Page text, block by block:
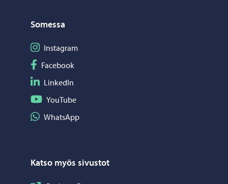
Somessa
Seuraa Instagram
Instagram
Seuraa Facebook
Facebook
Seuraa LinkedIn
LinkedIn
Seuraa YouTube
YouTube
Jaa WhatsApp
WhatsApp
Katso myös sivustot